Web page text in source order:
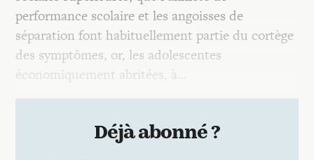
performance scolaire et les angoisses de
séparation font habituellement partie du cortège
des symptômes, or, les adolescentes
économiquement abritées, à…
Déjà abonné ?